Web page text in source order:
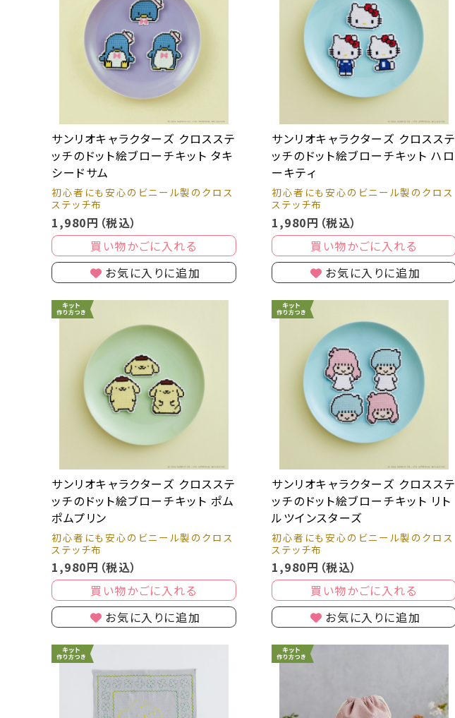
サンリオキャラクターズ クロスステ
ッチのドット絵ブローチキット タキ
シードサム
初心者にも安心のビニール製のクロス
ステッチ布
1,980円（税込）
買い物かごに入れる
お気に入りに追加
サンリオキャラクターズ クロスステ
ッチのドット絵ブローチキット ハロ
ーキティ
初心者にも安心のビニール製のクロス
ステッチ布
1,980円（税込）
買い物かごに入れる
お気に入りに追加
サンリオキャラクターズ クロスステ
ッチのドット絵ブローチキット ポム
ポムプリン
初心者にも安心のビニール製のクロス
ステッチ布
1,980円（税込）
買い物かごに入れる
お気に入りに追加
サンリオキャラクターズ クロスステ
ッチのドット絵ブローチキット リト
ルツインスターズ
初心者にも安心のビニール製のクロス
ステッチ布
1,980円（税込）
買い物かごに入れる
お気に入りに追加